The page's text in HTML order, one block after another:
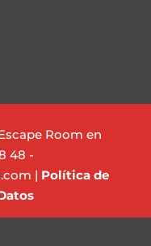
Room en
48 -
| Política de